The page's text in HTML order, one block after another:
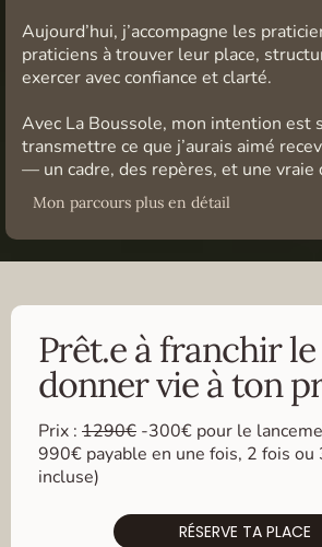
Aujourd’hui, j’accompagne les
praticiens à trouver leur place,
exercer avec confiance et clarté.
Avec La Boussole, mon intention est
transmettre ce que j’aurais aimé
— un cadre, des repères, et une vraie
Mon parcours plus en détail
Médecine Traditionelle Chinoise au sein de
Médecine Traditionnelle Chinoise) de
2013 : Stage pratique à l' hôpital Putuo de
Docteur Liou, et formation théorique à
Traditionnelle Chinoise de Shanghai avec
Hai Lei
Formations complémentaires :
Médecine manuelle avec Michel Plancher
Gynécologie avec Hélène Designolles
Formation soins énergétiques du visage
Médecine manuelle viscérale avec Frédéric
Acupuncture abdominale et architecture
Prêt.e à franchir
donner vie à ton
Prix : 1290€ -300€ pour le
990€ payable en une fois, 2 fois
incluse)
RÉSERVE TA PLACE